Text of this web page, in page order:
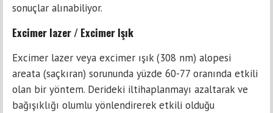
sonuçlar alınabiliyor.
Excimer lazer / Excimer Işık
Excimer lazer veya excimer ışık (308 nm) alopesi
areata (saçkıran) sorununda yüzde 60-77 oranında etkili
olan bir yöntem. Derideki iltihaplanmayı azaltarak ve
bağışıklığı olumlu yönlendirerek etkili olduğu